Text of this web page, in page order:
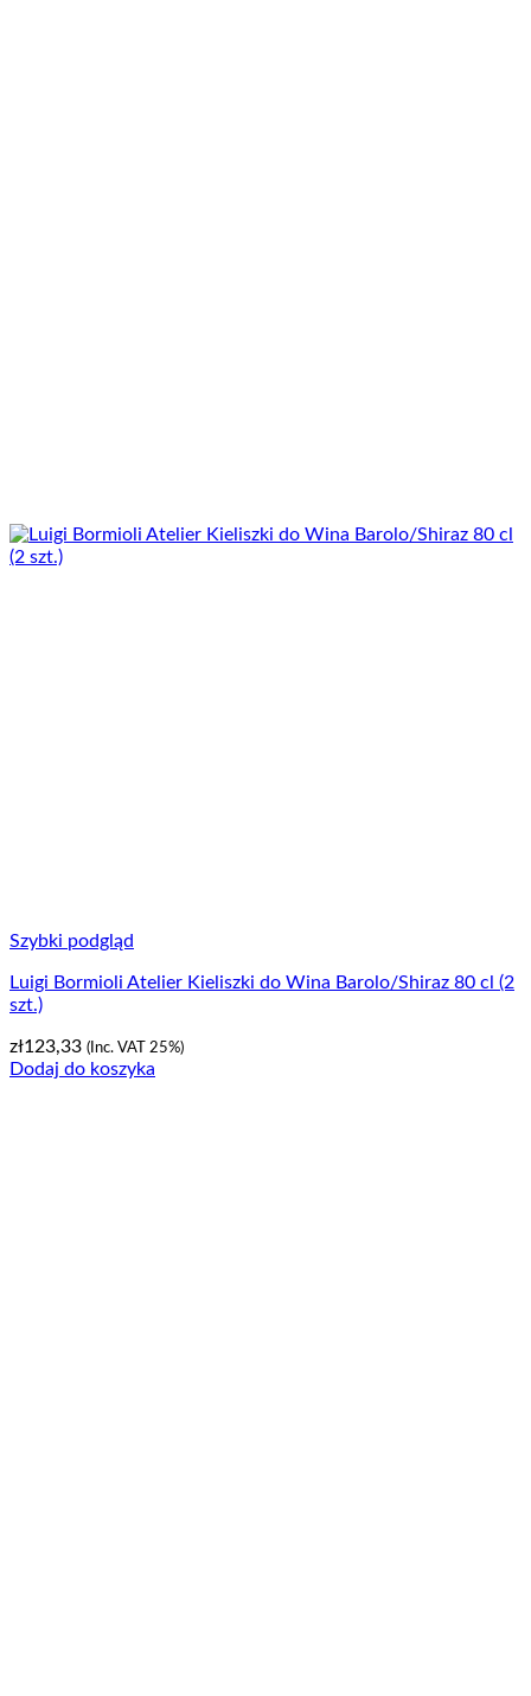
Szybki podgląd
Luigi Bormioli Atelier Kieliszki do Wina Barolo/Shiraz 80 cl (2
szt.)
zł123,33 (Inc. VAT 25%)
Dodaj do koszyka